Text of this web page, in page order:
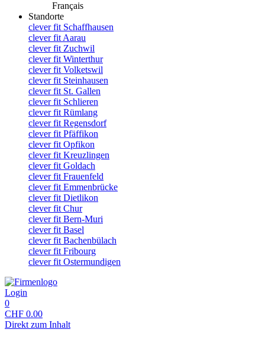
Français
Standorte
clever fit Schaffhausen
clever fit Aarau
clever fit Zuchwil
clever fit Winterthur
clever fit Volketswil
clever fit Steinhausen
clever fit St. Gallen
clever fit Schlieren
clever fit Rümlang
clever fit Regensdorf
clever fit Pfäffikon
clever fit Opfikon
clever fit Kreuzlingen
clever fit Goldach
clever fit Frauenfeld
clever fit Emmenbrücke
clever fit Dietlikon
clever fit Chur
clever fit Bern-Muri
clever fit Basel
clever fit Bachenbülach
clever fit Fribourg
clever fit Ostermundigen
Login
0
CHF 0.00
Direkt zum Inhalt